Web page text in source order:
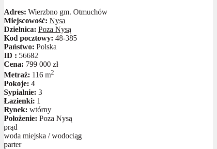
Adres: Wierzbno gm. Otmuchów
Miejscowość: Nysa
Dzielnica: Poza Nysą
Kod pocztowy: 48-385
Państwo: Polska
ID : 56682
Cena: 799 000 zł
Metraż: 116 m2
Pokoje: 4
Sypialnie: 3
Łazienki: 1
Rynek: wtórny
Położenie: Poza Nysą
prąd
woda miejska / wodociąg
parter